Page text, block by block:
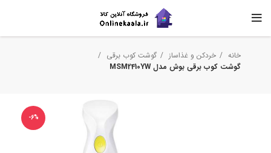
خانه خردکن و غذاساز
گوشت کوب برقی
گوشت کوب برقی بوش مدل MSM2410YW
-6%